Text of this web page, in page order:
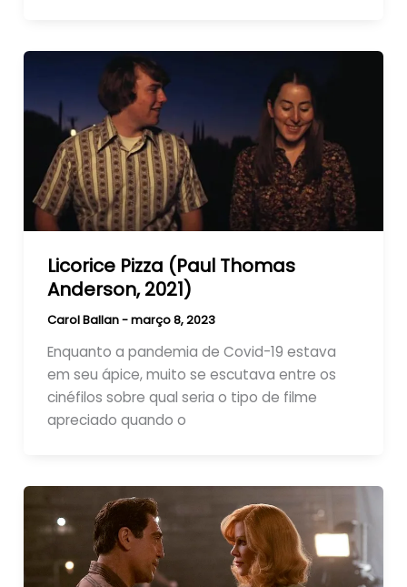
Licorice Pizza (Paul Thomas
Anderson, 2021)
Carol Ballan-março 8, 2023
Enquanto a pandemia de Covid-19 estava
em seu ápice, muito se escutava entre os
cinéfilos sobre qual seria o tipo de filme
apreciado quando o